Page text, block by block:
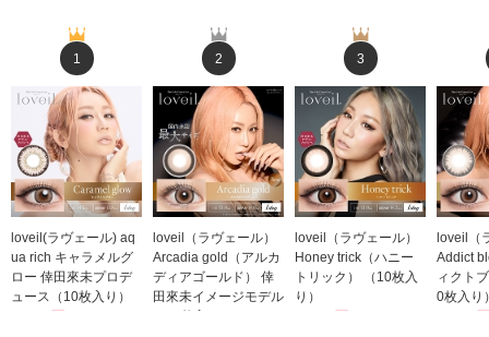
1
loveil(ラヴェール) aq
ua rich キャラメルグ
ロー 倖田來未プロデ
ュース（10枚入り）
2
loveil（ラヴェール）
Arcadia gold（アルカ
ディアゴールド） 倖
田來未イメージモデル
3
loveil（ラヴェール）
Honey trick（ハニー
トリック） （10枚入
り）
loveil（
Addict
ィクト
0枚入り